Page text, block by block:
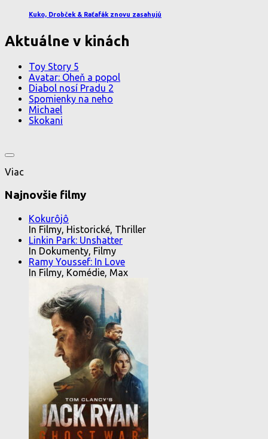
Kuko, Drobček & Raťafák znovu zasahujú
Aktuálne v kinách
Toy Story 5
Avatar: Oheň a popol
Diabol nosí Pradu 2
Spomienky na neho
Michael
Skokani
Viac
Najnovšie filmy
Kokurôjô
In Filmy, Historické, Thriller
Linkin Park: Unshatter
In Dokumenty, Filmy
Ramy Youssef: In Love
In Filmy, Komédie, Max